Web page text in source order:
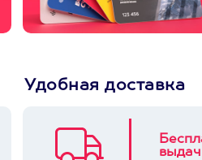
Удобная доставка